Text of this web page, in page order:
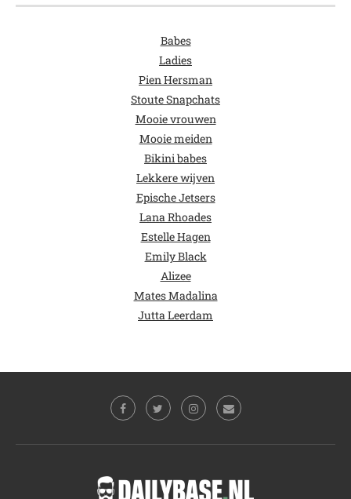
Babes
Ladies
Pien Hersman
Stoute Snapchats
Mooie vrouwen
Mooie meiden
Bikini babes
Lekkere wijven
Epische Jetsers
Lana Rhoades
Estelle Hagen
Emily Black
Alizee
Mates Madalina
Jutta Leerdam